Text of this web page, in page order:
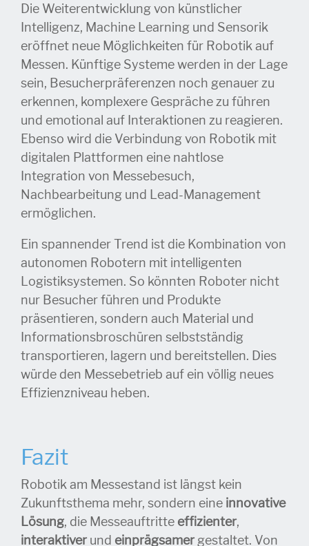
Die Weiterentwicklung von künstlicher
Intelligenz, Machine Learning und Sensorik
eröffnet neue Möglichkeiten für Robotik auf
Messen. Künftige Systeme werden in der Lage
sein, Besucherpräferenzen noch genauer zu
erkennen, komplexere Gespräche zu führen
und emotional auf Interaktionen zu reagieren.
Ebenso wird die Verbindung von Robotik mit
digitalen Plattformen eine nahtlose
Integration von Messebesuch,
Nachbearbeitung und Lead-Management
ermöglichen.
Ein spannender Trend ist die Kombination von
autonomen Robotern mit intelligenten
Logistiksystemen. So könnten Roboter nicht
nur Besucher führen und Produkte
präsentieren, sondern auch Material und
Informationsbroschüren selbstständig
transportieren, lagern und bereitstellen. Dies
würde den Messebetrieb auf ein völlig neues
Effizienzniveau heben.
Fazit
Robotik am Messestand ist längst kein
Zukunftsthema mehr, sondern eine innovative
Lösung, die Messeauftritte effizienter,
interaktiverund einprägsamergestaltet. Von